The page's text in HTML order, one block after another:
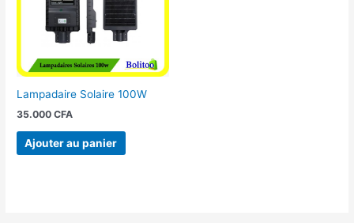
Lampadaire Solaire 100W
35.000CFA
Ajouter au panier